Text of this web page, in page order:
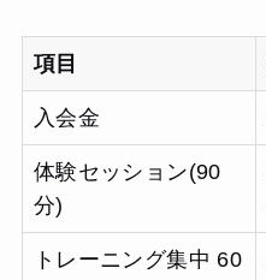
項目
入会金
体験セッション(90
分)
トレーニング集中 60